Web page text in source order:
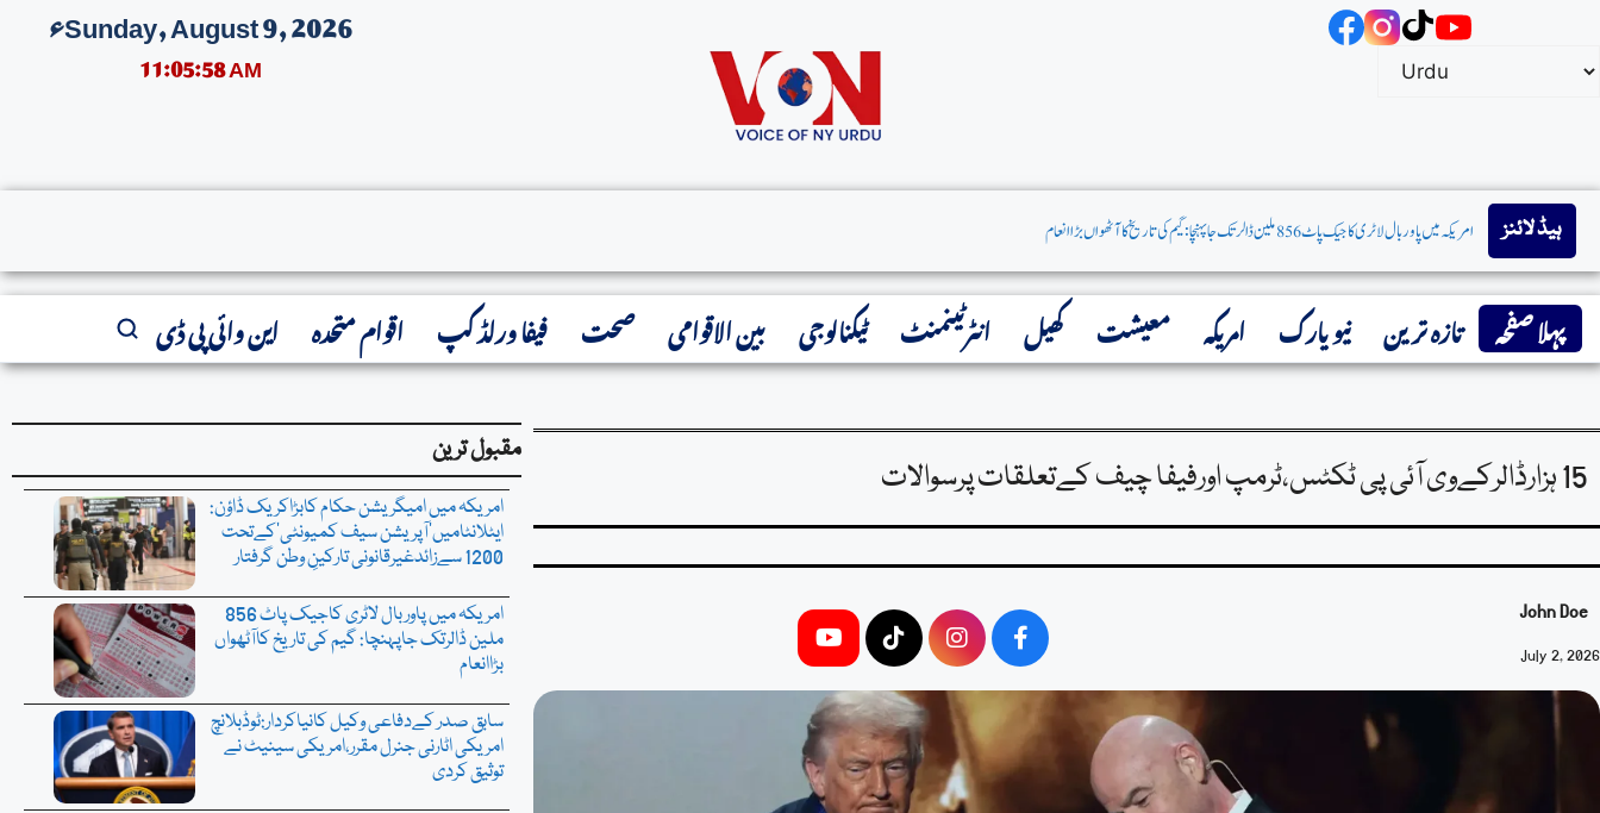
Sunday, August 9, 2026ء
11:05:59 AM
ہیڈ لائنز سابق صدر کےدفاعی وکیل کانیاکردار:ٹوڈبلانچ امریکی اٹارنی جنرل مقرر،امریکی سینیٹ نے توثیق کردی
پہلا صفحہ تازہ ترین نیو یارک امریکہ معیشت کھیل انٹرٹینمنٹ ٹیکنالوجی بین الاقوامی صحت فیفا ورلڈ کپ اقوام متحدہ این وائی پی ڈی
مقبول ترین
امریکہ میں امیگریشن حکام کابڑاکریک ڈاؤن:
ایٹلانٹامیں’آپریشن سیف کمیونٹی‘کےتحت
1200 سےزائدغیرقانونی تارکینِ وطن گرفتار
امریکہ میں پاوربال لاٹری کاجیک پاٹ 856
ملین ڈالرتک جاپہنچا: گیم کی تاریخ کاآٹھواں
بڑاانعام
سابق صدر کےدفاعی وکیل کانیاکردار:ٹوڈبلانچ
امریکی اٹارنی جنرل مقرر،امریکی سینیٹ نے
توثیق کردی
15 ہزارڈالرکےوی آئی پی ٹکٹس،ٹرمپ اورفیفا چیف کےتعلقات پرسوالات
John Doe
July 2, 2026